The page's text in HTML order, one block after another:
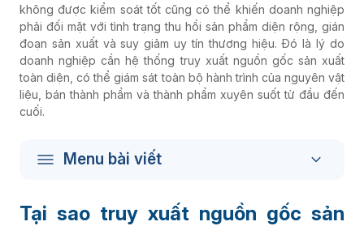
không được kiểm soát tốt cũng có thể khiến doanh nghiệp
phải đối mặt với tình trạng thu hồi sản phẩm diện rộng, gián
đoạn sản xuất và suy giảm uy tín thương hiệu. Đó là lý do
doanh nghiệp cần hệ thống truy xuất nguồn gốc sản xuất
toàn diện, có thể giám sát toàn bộ hành trình của nguyên vật
liệu, bán thành phẩm và thành phẩm xuyên suốt từ đầu đến
cuối.
Menu bài viết
Tại sao truy xuất nguồn gốc sản